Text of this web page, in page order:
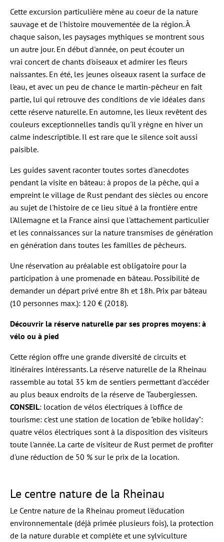
Cette excursion particulière mène au coeur de la nature
sauvage et de l'histoire mouvementée de la région. À
chaque saison, les paysages mythiques se montrent sous
un autre jour. En début d'année, on peut écouter un
vrai concert de chants d'oiseaux et admirer les fleurs
naissantes. En été, les jeunes oiseaux rasent la surface de
l'eau, et avec un peu de chance le martin-pêcheur en fait
partie, lui qui retrouve des conditions de vie idéales dans
cette réserve naturelle. En automne, les lieux revêtent des
couleurs exceptionnelles tandis qu'il y règne en hiver un
calme indescriptible. Il est rare que le silence soit aussi
paisible.
Les guides savent raconter toutes sortes d'anecdotes
pendant la visite en bâteau: à propos de la pêche, qui a
empreint le village de Rust pendant des siècles ou encore
au sujet de l'histoire de ce lieu situé à la frontière entre
l'Allemagne et la France ainsi que l'attachement particulier
et les connaissances sur la nature transmises de génération
en génération dans toutes les familles de pêcheurs.
Une réservation au préalable est obligatoire pour la
participation à une promenade en bâteau. Possibilité de
demander un départ privé entre 8h et 18h. Prix par bâteau
(10 personnes max.): 120 € (2018).
Découvrir la réserve naturelle par ses propres moyens: à
vélo ou à pied
Cette région offre une grande diversité de circuits et
itinéraires intéressants. La réserve naturelle de la Rheinau
rassemble au total 35 km de sentiers permettant d'accéder
au plus beaux endroits de la réserve de Taubergiessen.
CONSEIL: location de vélos électriques à l'office de
tourisme: c'est une station de location de "ebike holiday":
quatre vélos électriques sont à la disposition des visiteurs
toute l'année. La carte de visiteur de Rust permet de profiter
d'une réduction de 50 % sur le prix de la location.
Le centre nature de la Rheinau
Le Centre nature de la Rheinau promeut l'éducation
environnementale (déjà primée plusieurs fois), la protection
de la nature durable et complète et une sylviculture